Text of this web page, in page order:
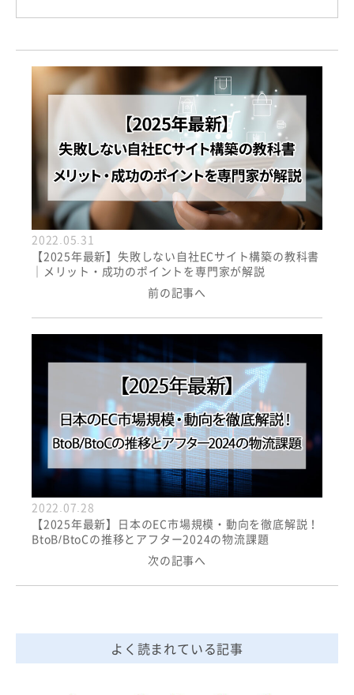
2022.05.31
【2025年最新】失敗しない自社ECサイト構築の教科書
｜メリット・成功のポイントを専門家が解説
前の記事へ
2022.07.28
【2025年最新】日本のEC市場規模・動向を徹底解説！
BtoB/BtoCの推移とアフター2024の物流課題
次の記事へ
よく読まれている記事